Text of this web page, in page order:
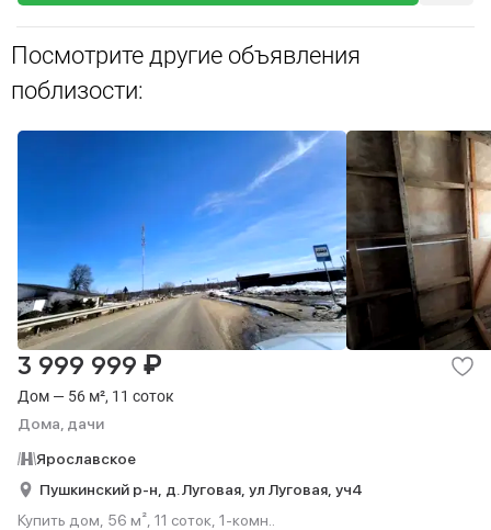
Посмотрите другие объявления
поблизости:
Дом — 56 м², 11 соток
Дома, дачи
3 999 999 ₽
Ярославское
Пушкинский р-н, д. Луговая, ул Луговая, уч4
Купить дом, 56 м², 11 соток, 1-комн..